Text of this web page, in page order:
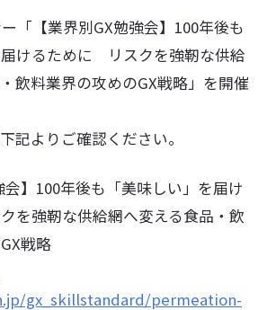
「【業界別GX勉強会】100年後も
届けるために リスクを強靭な供給
飲料業界の攻めのGX戦略」を開催
記よりご確認ください。
会】100年後も「美味しい」を届け
を強靭な供給網へ変える食品・飲
戦略
gx_skillstandard/permeation-